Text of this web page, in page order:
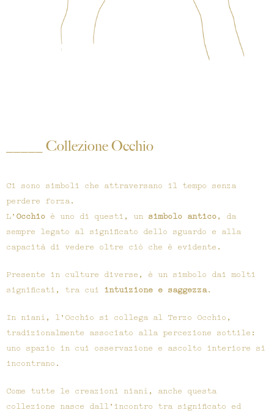
_____ Collezione Occhio
Ci sono simboli che attraversano il tempo senza
perdere forza.
L’ Occhio è uno di questi, un simbolo antico , da
sempre legato al significato dello sguardo e alla
capacità di vedere oltre ciò che è evidente.
Presente in culture diverse, è un simbolo dai molti
significati, tra cui intuizione e saggezza.
In nianì, l’Occhio si collega al Terzo Occhio,
tradizionalmente associato alla percezione sottile:
uno spazio in cui osservazione e ascolto interiore si
incontrano.
Come tutte le creazioni nianì, anche questa
collezione nasce dall’incontro tra significato ed